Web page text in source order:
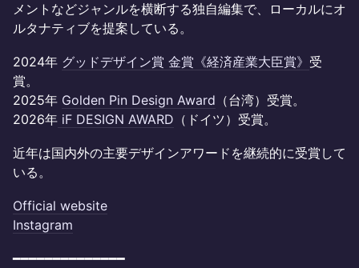
メントなどジャンルを横断する独自編集で、ローカルにオ
ルタナティブを提案している。
2024年 グッドデザイン賞 金賞《経済産業大臣賞》 受
賞。
2025年 Golden Pin Design Award （台湾）受賞。
2026年 iF DESIGN AWARD （ドイツ）受賞。
近年は国内外の主要デザインアワードを継続的に受賞して
いる。
Official website
Instagram
━━━━━━━━━━━━━━